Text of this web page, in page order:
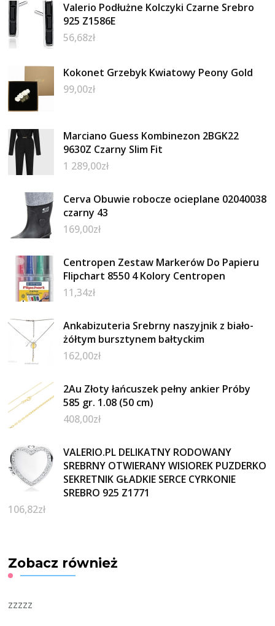
Valerio Podłużne Kolczyki Czarne Srebro
925 Z1586E
56,68zł
Kokonet Grzebyk Kwiatowy Peony Gold
99,00zł
Marciano Guess Kombinezon 2BGK22
9630Z Czarny Slim Fit
1 289,00zł
Cerva Obuwie robocze ocieplane 02040038
czarny 43
169,00zł
Centropen Zestaw Markerów Do Papieru
Flipchart 8550 4 Kolory Centropen
11,34zł
Ankabizuteria Srebrny naszyjnik z biało-
żółtym bursztynem bałtyckim
162,00zł
2Au Złoty łańcuszek pełny ankier Próby
585 gr. 1.08 (50 cm)
408,00zł
VALERIO.PL DELIKATNY RODOWANY
SREBRNY OTWIERANY WISIOREK PUZDERKO
SEKRETNIK GŁADKIE SERCE CYRKONIE
SREBRO 925 Z1771
106,82zł
Zobacz również
zzzzz